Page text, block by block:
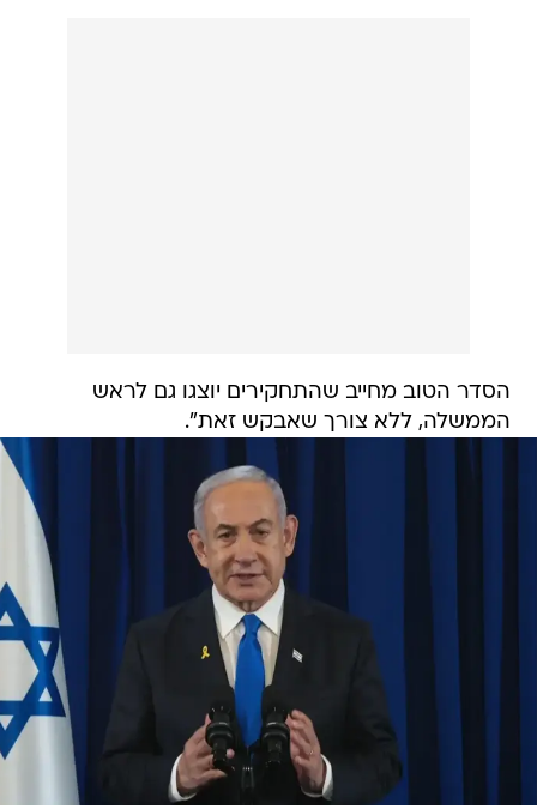
הסדר הטוב מחייב שהתחקירים יוצגו גם לראש
הממשלה, ללא צורך שאבקש זאת".